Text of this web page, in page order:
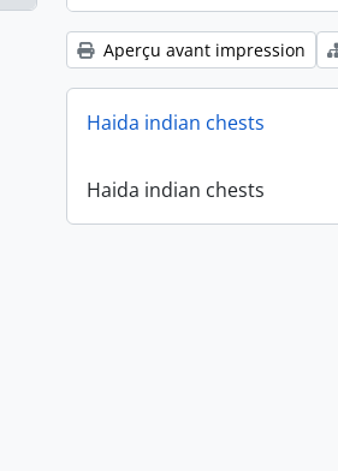
Aperçu avant impression
Haida indian chests
Haida indian chests